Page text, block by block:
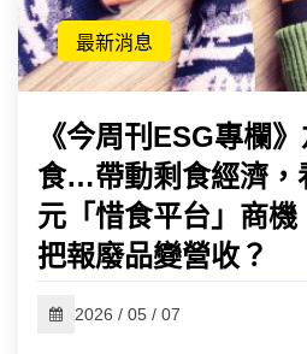
最新消息
《今周刊ESG專欄
食…帶動剩食經濟，
元「惜食平台」商
把報廢品變營收？
2026 / 05 / 07